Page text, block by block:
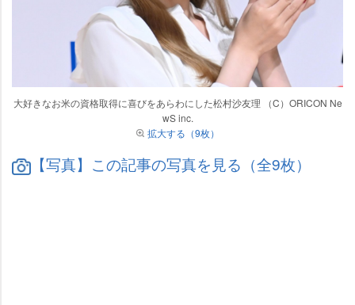
大好きなお米の資格取得に喜びをあらわにした松村沙友理 （C）ORICON Ne
wS inc.
拡大する（9枚）
【写真】この記事の写真を見る（全9枚）